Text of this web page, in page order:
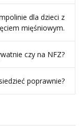
dla dzieci z
mięśniowym.
czy na NFZ?
poprawnie?